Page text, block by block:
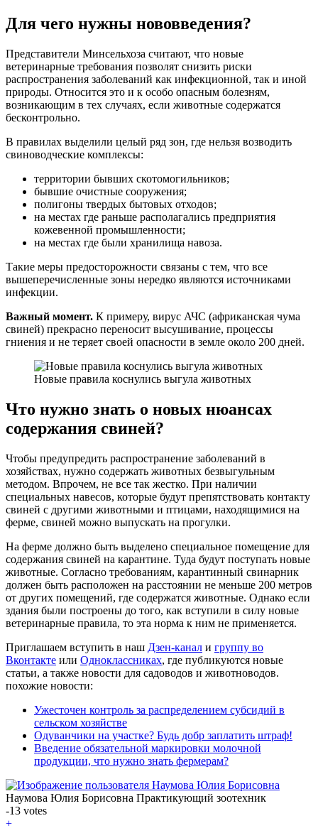
Для чего нужны нововведения?
Представители Минсельхоза считают, что новые
ветеринарные требования позволят снизить риски
распространения заболеваний как инфекционной, так и иной
природы. Относится это и к особо опасным болезням,
возникающим в тех случаях, если животные содержатся
бесконтрольно.
В правилах выделили целый ряд зон, где нельзя возводить
свиноводческие комплексы:
территории бывших скотомогильников;
бывшие очистные сооружения;
полигоны твердых бытовых отходов;
на местах где раньше располагались предприятия
кожевенной промышленности;
на местах где были хранилища навоза.
Такие меры предосторожности связаны с тем, что все
вышеперечисленные зоны нередко являются источниками
инфекции.
Важный момент. К примеру, вирус АЧС (африканская чума
свиней) прекрасно переносит высушивание, процессы
гниения и не теряет своей опасности в земле около 200 дней.
Новые правила коснулись выгула животных
Что нужно знать о новых нюансах
содержания свиней?
Чтобы предупредить распространение заболеваний в
хозяйствах, нужно содержать животных безвыгульным
методом. Впрочем, не все так жестко. При наличии
специальных навесов, которые будут препятствовать контакту
свиней с другими животными и птицами, находящимися на
ферме, свиней можно выпускать на прогулки.
На ферме должно быть выделено специальное помещение для
содержания свиней на карантине. Туда будут поступать новые
животные. Согласно требованиям, карантинный свинарник
должен быть расположен на расстоянии не меньше 200 метров
от других помещений, где содержатся животные. Однако если
здания были построены до того, как вступили в силу новые
ветеринарные правила, то эта норма к ним не применяется.
Приглашаем вступить в наш Дзен-канал и группу во
Вконтакте или Одноклассниках, где публикуются новые
статьи, а также новости для садоводов и животноводов.
похожие новости:
Ужесточен контроль за распределением субсидий в
сельском хозяйстве
Одуванчики на участке? Будь добр заплатить штраф!
Введение обязательной маркировки молочной
продукции, что нужно знать фермерам?
Наумова Юлия Борисовна Практикующий зоотехник
-13 votes
+